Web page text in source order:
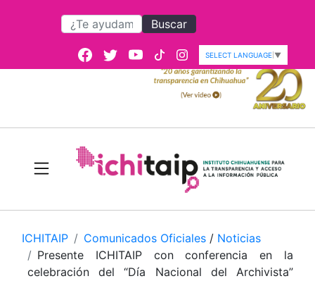
Buscar
SELECT LANGUAGE ▼
ICHITAIP Comunicados Oficiales / Noticias
Presente ICHITAIP con conferencia en la
celebración del “Día Nacional del Archivista”